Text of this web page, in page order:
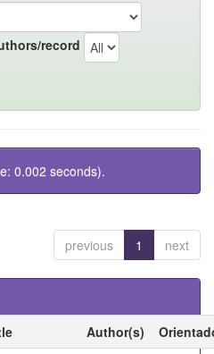
record
0.002 seconds).
previous 1 next
Author(s)